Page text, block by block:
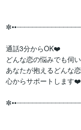
通話3分からOK❤️
どんな恋の悩みでも伺い
あなたが抱えるどんな
心からサポートします❤️